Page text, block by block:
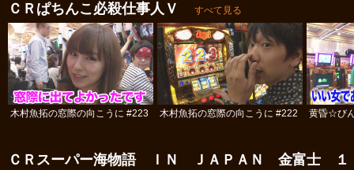
ＣＲぱちんこ必殺仕事人Ｖ すべて見る
木村魚拓の窓際の向こうに #223 木村魚拓の窓際の向こうに #222 黄昏☆び
ＣＲスーパー海物語 ＩＮ ＪＡＰＡＮ 金富士 １